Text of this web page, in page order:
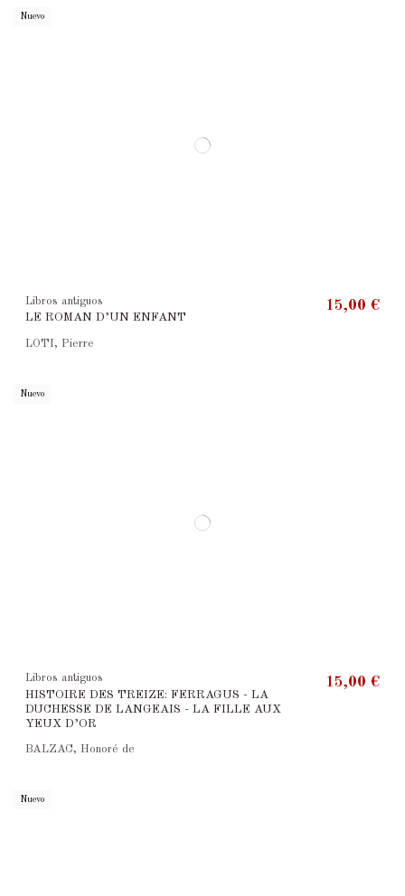
Nuevo
Libros antiguos
LE ROMAN D’UN ENFANT
15,00 €
LOTI, Pierre
Nuevo
Libros antiguos
HISTOIRE DES TREIZE: FERRAGUS - LA
DUCHESSE DE LANGEAIS - LA FILLE AUX
YEUX D’OR
15,00 €
BALZAC, Honoré de
Nuevo